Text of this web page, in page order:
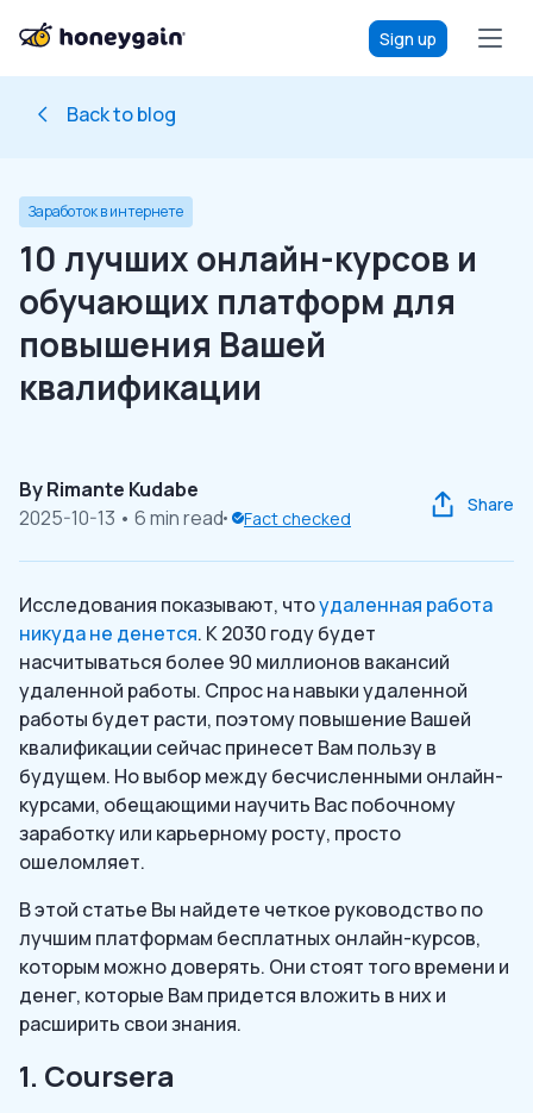
Sign up
Back to blog
Заработок в интернете
10 лучших онлайн-курсов и
обучающих платформ для
повышения Вашей
квалификации
ByRimante Kudabe
2025-10-13 • 6 min read Fact checked
Share
Исследования показывают, чтоудаленная работа
никуда не денется. К 2030 году будет
насчитываться более 90 миллионов вакансий
удаленной работы. Спрос на навыки удаленной
работы будет расти, поэтому повышение Вашей
квалификации сейчас принесет Вам пользу в
будущем. Но выбор между бесчисленными онлайн-
курсами, обещающими научить Вас побочному
заработку или карьерному росту, просто
ошеломляет.
В этой статье Вы найдете четкое руководство по
лучшим платформам бесплатных онлайн-курсов,
которым можно доверять. Они стоят того времени и
денег, которые Вам придется вложить в них и
расширить свои знания.
1. Coursera